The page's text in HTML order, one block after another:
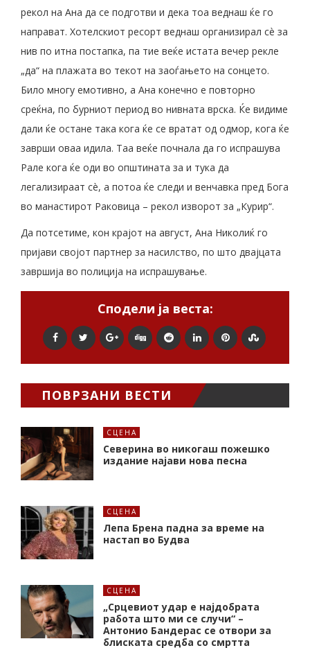
рекол на Ана да се подготви и дека тоа веднаш ќе го
направат. Хотелскиот ресорт веднаш организирал сè за
нив по итна постапка, па тие веќе истата вечер рекле
„да“ на плажата во текот на заоѓањето на сонцето.
Било многу емотивно, а Ана конечно е повторно
среќна, по бурниот период во нивната врска. Ќе видиме
дали ќе остане така кога ќе се вратат од одмор, кога ќе
заврши оваа идила. Таа веќе почнала да го испрашува
Рале кога ќе оди во општината за и тука да
легализираат сè, а потоа ќе следи и венчавка пред Бога
во манастирот Раковица – рекол изворот за „Курир“.
Да потсетиме, кон крајот на август, Ана Николиќ го
пријави својот партнер за насилство, по што двајцата
завршија во полиција на испрашување.
Сподели ја веста:
ПОВРЗАНИ ВЕСТИ
СЦЕНА
Северина во никогаш пожешко
издание најави нова песна
СЦЕНА
Лепа Брена падна за време на
настап во Будва
СЦЕНА
„Срцевиот удар е најдобрата
работа што ми се случи“ –
Антонио Бандерас се отвори за
блиската средба со смртта